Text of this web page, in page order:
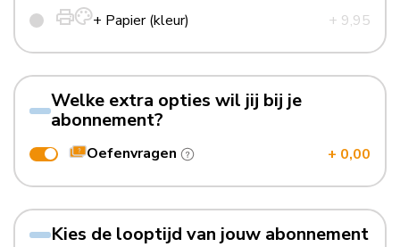
+ Papier (kleur)
+ 9,95
Welke extra opties wil jij bij je
abonnement?
Oefenvragen + 0,00
Kies de looptijd van jouw abonnement